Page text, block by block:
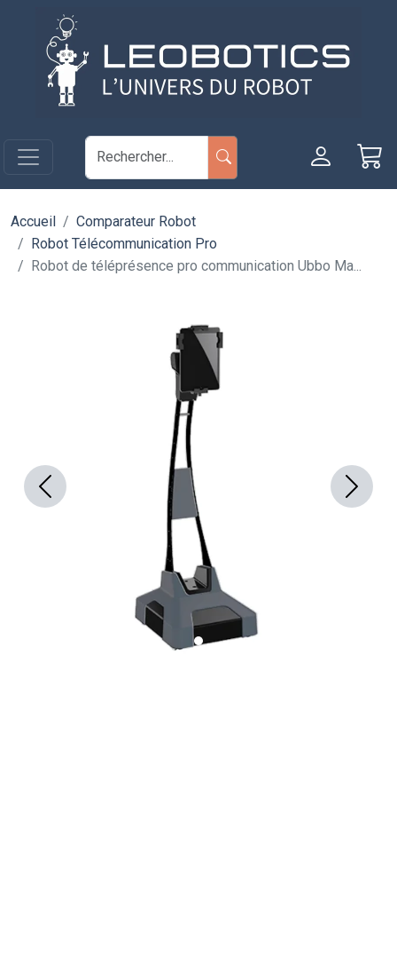
Aller au contenu principal
Accueil
Comparateur Robot
Robot Télécommunication Pro
Robot de téléprésence pro communication Ubbo Ma...
Previous Next
Panneau de gestion des cookies